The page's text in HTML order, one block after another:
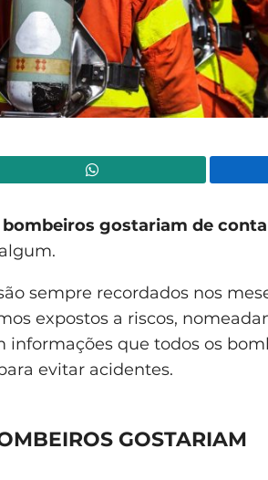
gostariam de
sempre recordados nos
expostos a riscos,
que todos os
evitar acidentes.
GOSTARIAM